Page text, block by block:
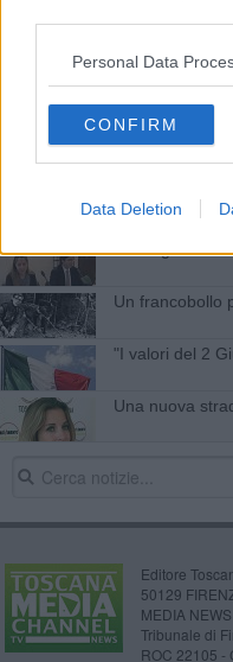
Personal Data
CONFIRM
Data Deletion
Festa della
Palazzo aperto
Nuova sinistra
Gli ex grillini
Un francobollo
"I valori del 2
Una nuova
Editore
50129
MEDIA
Tribunale di
ROC 22105 -